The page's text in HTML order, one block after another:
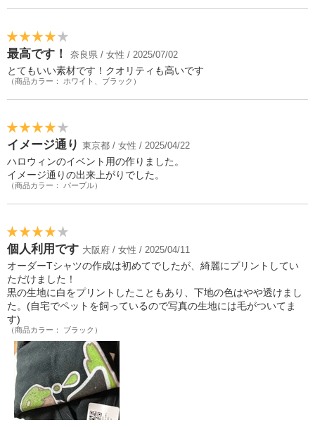
最高です！ 奈良県 / 女性 / 2025/07/02
とてもいい素材です！クオリティも高いです
（商品カラー： ホワイト、ブラック）
イメージ通り 東京都 / 女性 / 2025/04/22
ハロウィンのイベント用の作りました。
イメージ通りの出来上がりでした。
（商品カラー： パープル）
個人利用です 大阪府 / 女性 / 2025/04/11
オーダーTシャツの作成は初めてでしたが、綺麗にプリントしてい
ただけました！
黒の生地に白をプリントしたこともあり、下地の色はやや透けまし
た。(自宅でペットを飼っているので写真の生地には毛がついてま
す)
（商品カラー： ブラック）